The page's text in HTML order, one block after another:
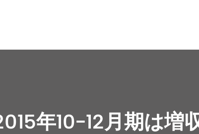
年10−12月期は増